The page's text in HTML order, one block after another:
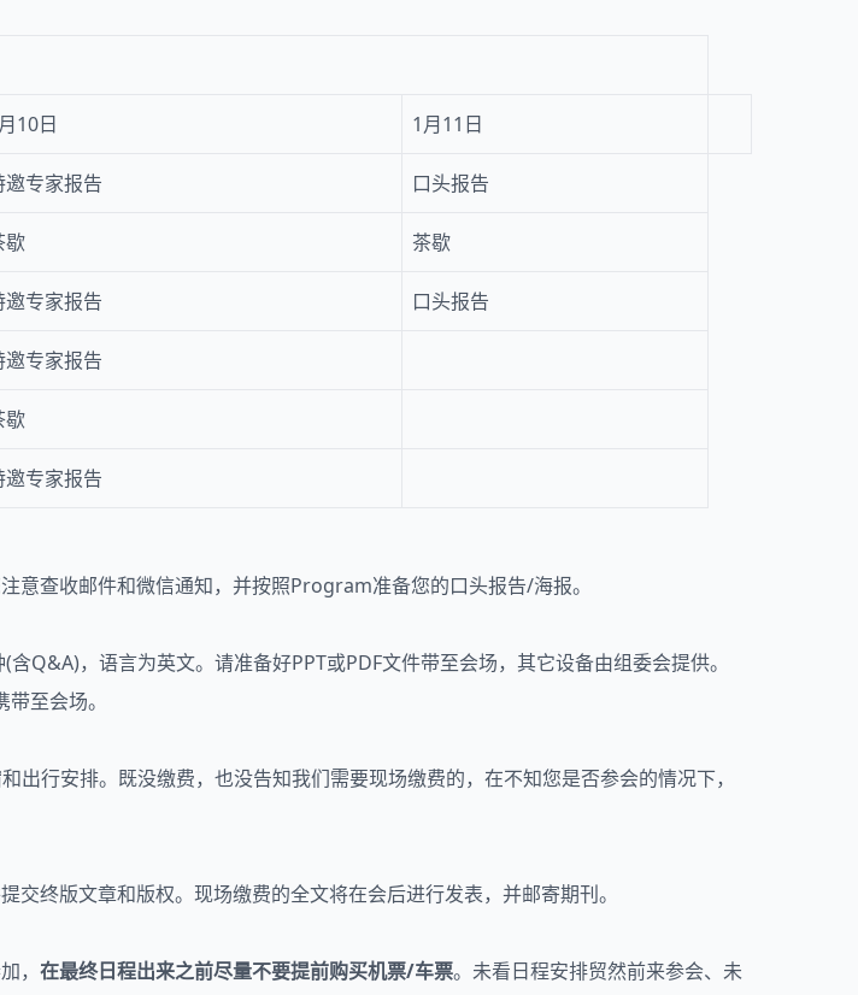
10日 1月11日
邀专家报告 口头报告
歇 茶歇
邀专家报告 口头报告
邀专家报告
歇
邀专家报告
意查收邮件和微信通知，并按照Program准备您的口头报告/海报。
，语言为英文。请准备好PPT或PDF文件带至会场，其它设备由组委会提供。
至会场。
行安排。既没缴费，也没告知我们需要现场缴费的，在不知您是否参会的情况下，
终版文章和版权。现场缴费的全文将在会后进行发表，并邮寄期刊。
， 在最终日程出来之前尽量不要提前购买机票/车票。未看日程安排贸然前来参会、未